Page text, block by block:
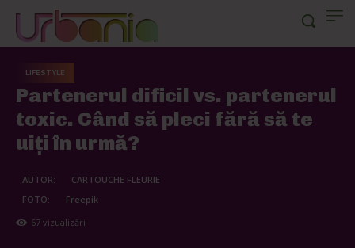
LIFESTYLE
Partenerul dificil vs. partenerul
toxic. Când să pleci fără să te
uiți în urmă?
AUTOR:
CARTOUCHE FLEURIE
FOTO:
Freepik
67 vizualizări